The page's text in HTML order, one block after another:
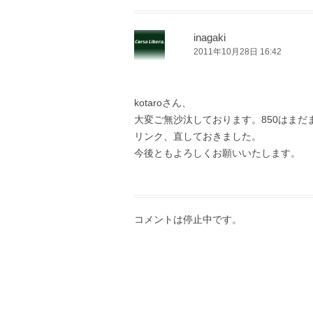
inagaki
2011年10月28日 16:42
kotaroさん、
大変ご無沙汰しております。850はまだ
リンク、直しておきました。
今後ともよろしくお願いいたします。
コメントは停止中です。